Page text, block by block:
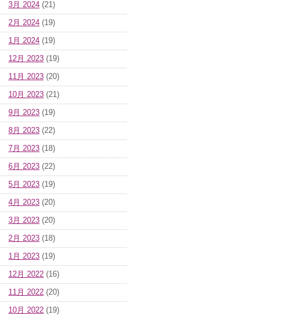
3月 2024 (21)
2月 2024 (19)
1月 2024 (19)
12月 2023 (19)
11月 2023 (20)
10月 2023 (21)
9月 2023 (19)
8月 2023 (22)
7月 2023 (18)
6月 2023 (22)
5月 2023 (19)
4月 2023 (20)
3月 2023 (20)
2月 2023 (18)
1月 2023 (19)
12月 2022 (16)
11月 2022 (20)
10月 2022 (19)